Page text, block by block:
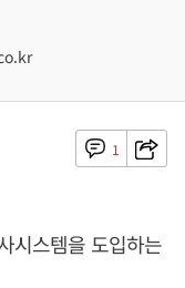
1
시스템을 도입하는